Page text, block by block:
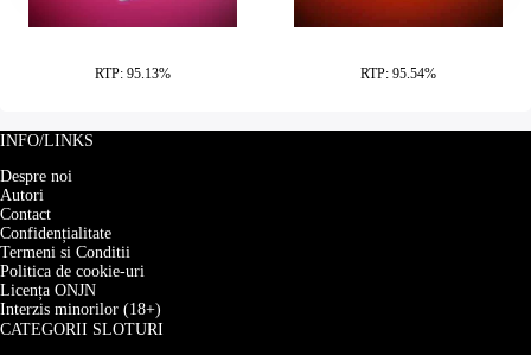
RTP: 95.13% RTP: 95.54%
INFO/LINKS
Despre noi
Autori
Contact
Confidențialitate
Termeni si Conditii
Politica de cookie-uri
Licența ONJN
Interzis minorilor (18+)
CATEGORII SLOTURI